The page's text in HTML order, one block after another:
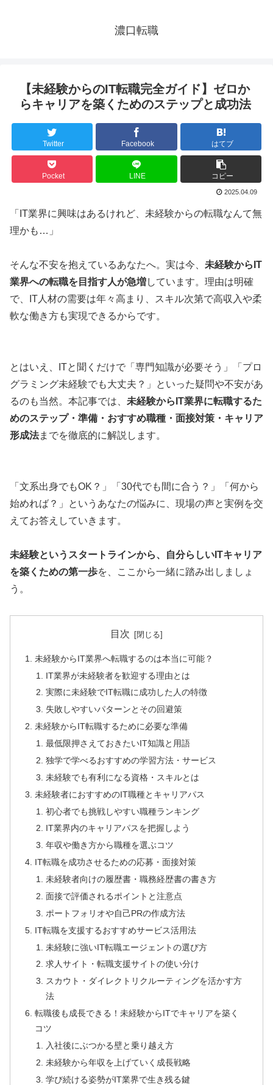
濃口転職
【未経験からのIT転職完全ガイド】ゼロか
らキャリアを築くためのステップと成功法
Twitter Facebook はてブ
Pocket LINE コピー
2025.04.09
「IT業界に興味はあるけれど、未経験からの転職なんて無
理かも…」
そんな不安を抱えているあなたへ。実は今、 未経験からIT
業界への転職を目指す人が急増しています。理由は明確
で、IT人材の需要は年々高まり、スキル次第で高収入や柔
軟な働き方も実現できるからです。
とはいえ、ITと聞くだけで「専門知識が必要そう」「プロ
グラミング未経験でも大丈夫？」といった疑問や不安があ
るのも当然。本記事では、 未経験からIT業界に転職するた
めのステップ・準備・おすすめ職種・面接対策・キャリア
形成法までを徹底的に解説します。
「文系出身でもOK？」「30代でも間に合う？」「何から
始めれば？」というあなたの悩みに、現場の声と実例を交
えてお答えしていきます。
未経験というスタートラインから、自分らしいITキャリア
を築くための第一歩を、ここから一緒に踏み出しましょ
う。
目次
未経験からIT業界へ転職するのは本当に可能？
IT業界が未経験者を歓迎する理由とは
実際に未経験でIT転職に成功した人の特徴
失敗しやすいパターンとその回避策
未経験からIT転職するために必要な準備
最低限押さえておきたいIT知識と用語
独学で学べるおすすめの学習方法・サービス
未経験でも有利になる資格・スキルとは
未経験者におすすめのIT職種とキャリアパス
初心者でも挑戦しやすい職種ランキング
IT業界内のキャリアパスを把握しよう
年収や働き方から職種を選ぶコツ
IT転職を成功させるための応募・面接対策
未経験者向けの履歴書・職務経歴書の書き方
面接で評価されるポイントと注意点
ポートフォリオや自己PRの作成方法
IT転職を支援するおすすめサービス活用法
未経験に強いIT転職エージェントの選び方
求人サイト・転職支援サイトの使い分け
スカウト・ダイレクトリクルーティングを活かす方
法
転職後も成長できる！未経験からITでキャリアを築く
コツ
入社後にぶつかる壁と乗り越え方
未経験から年収を上げていく成長戦略
学び続ける姿勢がIT業界で生き残る鍵